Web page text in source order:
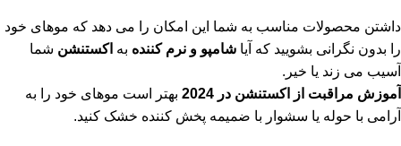
داشتن محصولات مناسب به شما این امکان را می دهد که موهای خود
را بدون نگرانی بشویید که آیا شامپو و نرم کننده به اکستنشن شما
آسیب می زند یا خیر.
آموزش مراقبت از اکستنشن در 2024
بهتر است موهای خود را به
آرامی با حوله یا سشوار با ضمیمه پخش کننده خشک کنید.